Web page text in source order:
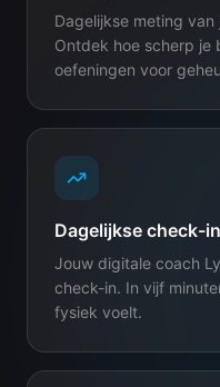
Dagelijkse meting
Ontdek hoe scherp je
oefeningen voor
Dagelijkse check-
Jouw digitale coach
check-in. In vijf
fysiek voelt.